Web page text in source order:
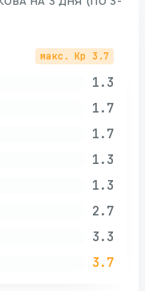
макс. Kp 3.7
1.3
1.7
1.7
1.3
1.3
2.7
3.3
3.7